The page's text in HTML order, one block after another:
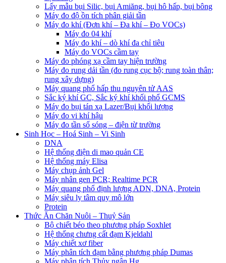
Lấy mẫu bụi Silic, bụi Amiăng, bụi hô hấp, bụi bông
Máy đo độ ồn tích phân giải tần
Máy đo khí (Đơn khí – Đa khí – Đo VOCs)
Máy đo 04 khí
Máy đo khí – dò khí đa chỉ tiêu
Máy đo VOCs cầm tay
Máy đo phóng xạ cầm tay hiện trường
Máy đo rung dải tần (đo rung cục bộ; rung toàn thân;
rung xây dựng)
Máy quang phổ hấp thu nguyên tử AAS
Sắc ký khí GC, Sắc ký khí khối phổ GCMS
Máy đo bụi tán xạ Lazer/Bụi khối lượng
Máy đo vi khí hậu
Máy đo tần số sóng – điện từ trường
Sinh Học – Hoá Sinh – Vi Sinh
DNA
Hệ thống điện di mao quản CE
Hệ thống máy Elisa
Máy chụp ảnh Gel
Máy nhân gen PCR; Realtime PCR
Máy quang phổ định lượng ADN, DNA, Protein
Máy siêu ly tâm quy mô lớn
Protein
Thức Ăn Chăn Nuôi – Thuỷ Sản
Bộ chiết béo theo phương pháp Soxhlet
Hệ thống chưng cất đạm Kjeldahl
Máy chiết xơ fiber
Máy phân tích đạm bằng phương pháp Dumas